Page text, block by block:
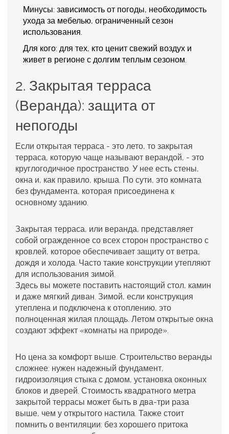
Минусы: зависимость от погоды, необходимость
ухода за мебелью, ограниченный сезон
использования.
Для кого: для тех, кто ценит свежий воздух и
живет в регионе с долгим теплым сезоном.
2. Закрытая терраса
(Веранда): защита от
непогоды
Если открытая терраса - это лето, то закрытая
терраса, которую чаще называют верандой, - это
круглогодичное пространство. У нее есть стены,
окна и, как правило, крыша. По сути, это комната
без фундамента, которая присоединена к
основному зданию.
Закрытая терраса, или веранда, представляет
собой огражденное со всех сторон пространство с
кровлей, которое обеспечивает защиту от ветра,
дождя и холода. Часто такие конструкции утепляют
для использования зимой.
Здесь вы можете поставить настоящий стол, камин
и даже мягкий диван. Зимой, если конструкция
утеплена и подключена к отоплению, это
полноценная жилая площадь. Летом открытые окна
создают эффект «комнаты на природе».
Но цена за комфорт выше. Строительство веранды
сложнее: нужен надежный фундамент,
гидроизоляция стыка с домом, установка оконных
блоков и дверей. Стоимость квадратного метра
закрытой террасы может быть в два-три раза
выше, чем у открытого настила. Также стоит
помнить о вентиляции: без хорошего притока